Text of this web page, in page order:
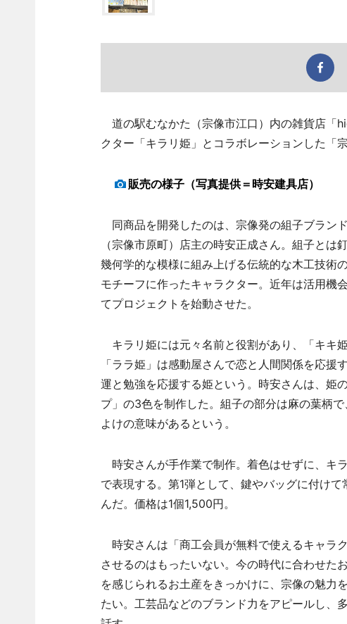
道の駅むなかた（宗像市江口）内の雑貨店「
クター「キラリ姫」とコラボレーションした「
販売の様子（写真提供＝時安建具店）
同商品を開発したのは、宗像発の組子ブラン
（宗像市原町）店主の時安正成さん。組子と
幾何学的な模様に組み上げる伝統的な木工技術
モチーフに作ったキャラクター。近年は活用機
てプロジェクトを始動させた。
キラリ姫には元々名前と役割があり、「キキ
「ララ姫」は感動屋さんで恋と人間関係を応
運と勉強を応援する姫という。時安さんは、姫
プ」の3色を制作した。組子の部分は麻の葉柄
よけの意味があるという。
時安さんが手作業で制作。着色はせずに、キ
で表現する。第1弾として、鍵やバッグに付け
んだ。価格は1個1,500円。
時安さんは「商工会員が無料で使えるキャラ
させるのはもったいない。今の時代に合わせた
を感じられるお土産をきっかけに、宗像の魅力
たい。工芸品などのブランド力をアピールし、